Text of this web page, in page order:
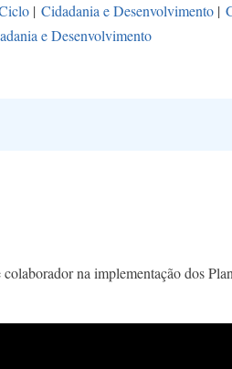
| Cidadania e Desenvolvimento |
e Desenvolvimento
na implementação dos